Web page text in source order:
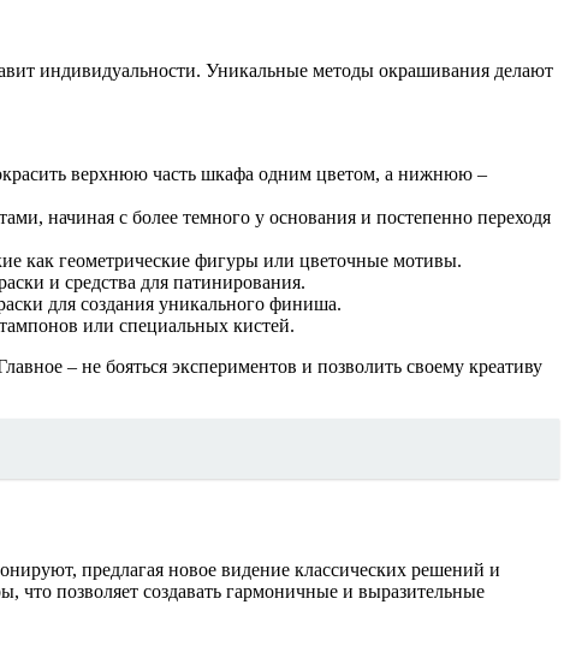
индивидуальности. Уникальные методы окрашивания делают
верхнюю часть шкафа одним цветом, а нижнюю –
начиная с более темного у основания и постепенно переходя
как геометрические фигуры или цветочные мотивы.
и средства для патинирования.
для создания уникального финиша.
или специальных кистей.
– не бояться экспериментов и позволить своему креативу
предлагая новое видение классических решений и
позволяет создавать гармоничные и выразительные